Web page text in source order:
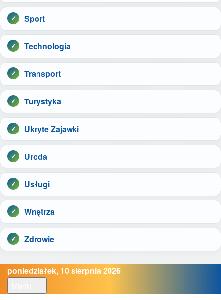
Sport
Technologia
Transport
Turystyka
Ukryte Zajawki
Uroda
Usługi
Wnętrza
Zdrowie
poniedziałek, 10 sierpnia 2026